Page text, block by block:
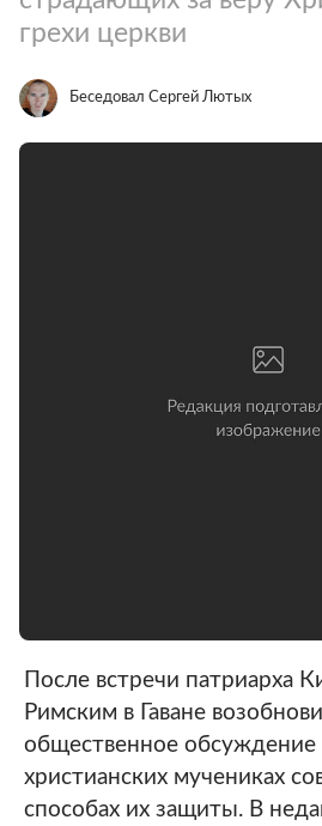
грехи церкви
Беседовал Сергей Лютых
После встречи патриарха
Римским в Гаване
общественное обсуждение
христианских мучениках
способах их защиты. В